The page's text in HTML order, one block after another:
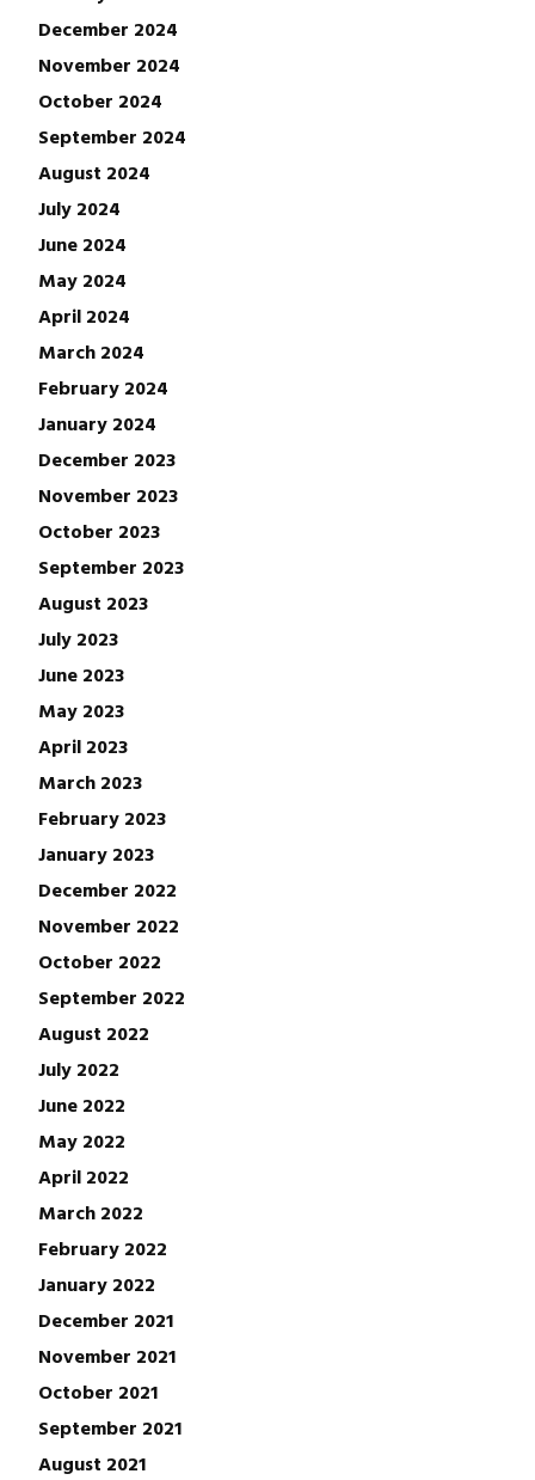
December 2024
November 2024
October 2024
September 2024
August 2024
July 2024
June 2024
May 2024
April 2024
March 2024
February 2024
January 2024
December 2023
November 2023
October 2023
September 2023
August 2023
July 2023
June 2023
May 2023
April 2023
March 2023
February 2023
January 2023
December 2022
November 2022
October 2022
September 2022
August 2022
July 2022
June 2022
May 2022
April 2022
March 2022
February 2022
January 2022
December 2021
November 2021
October 2021
September 2021
August 2021